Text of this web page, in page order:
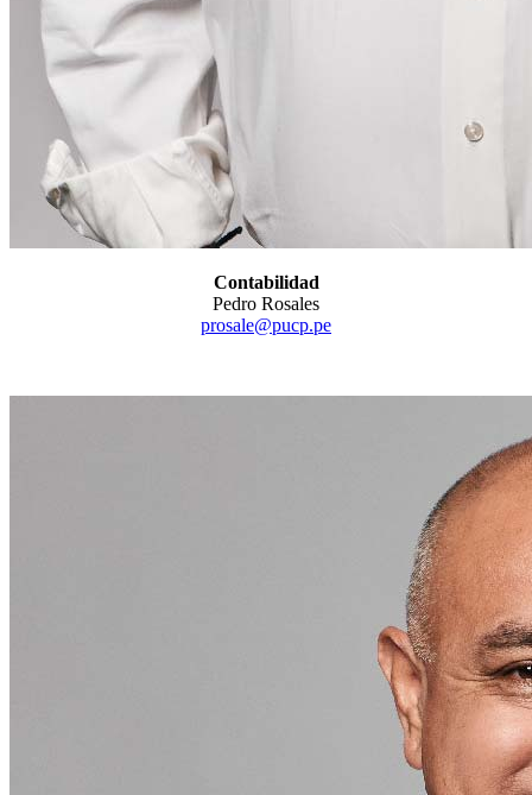
Contabilidad
Pedro Rosales
prosale@pucp.pe